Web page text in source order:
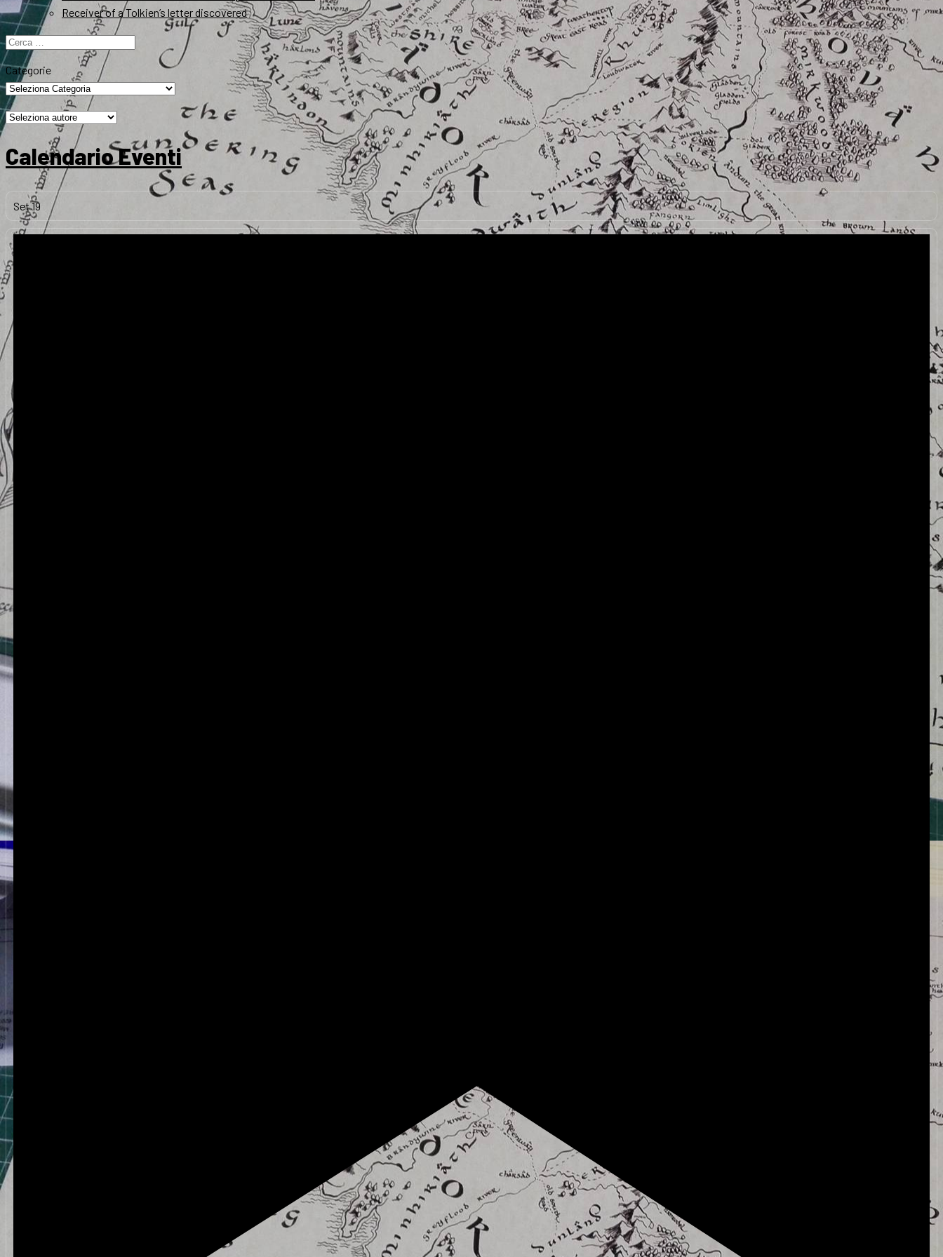
Receiver of a Tolkien’s letter discovered
Ricerca
per:
Categorie
Calendario Eventi
Set19